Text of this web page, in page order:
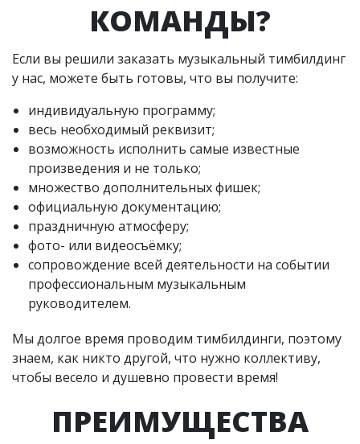
КОМАНДЫ?
Если вы решили заказать музыкальный тимбилдинг
у нас, можете быть готовы, что вы получите:
индивидуальную программу;
весь необходимый реквизит;
возможность исполнить самые известные
произведения и не только;
множество дополнительных фишек;
официальную документацию;
праздничную атмосферу;
фото- или видеосъёмку;
сопровождение всей деятельности на событии
профессиональным музыкальным
руководителем.
Мы долгое время проводим тимбилдинги, поэтому
знаем, как никто другой, что нужно коллективу,
чтобы весело и душевно провести время!
ПРЕИМУЩЕСТВА